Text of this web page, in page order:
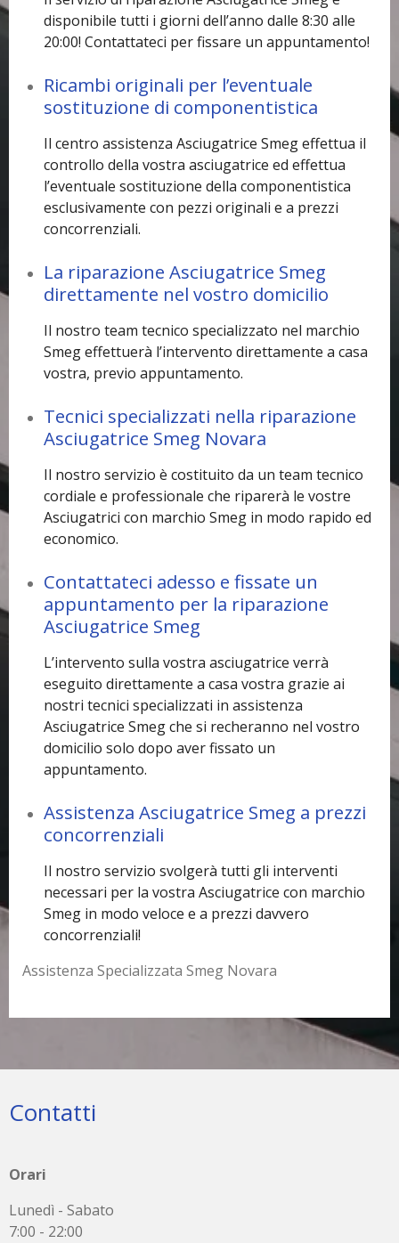
disponibile tutti i giorni dell’anno dalle 8:30 alle
20:00! Contattateci per fissare un appuntamento!
Ricambi originali per l’eventuale
sostituzione di componentistica
Il centro assistenza Asciugatrice Smeg effettua il
controllo della vostra asciugatrice ed effettua
l’eventuale sostituzione della componentistica
esclusivamente con pezzi originali e a prezzi
concorrenziali.
La riparazione Asciugatrice Smeg
direttamente nel vostro domicilio
Il nostro team tecnico specializzato nel marchio
Smeg effettuerà l’intervento direttamente a casa
vostra, previo appuntamento.
Tecnici specializzati nella riparazione
Asciugatrice Smeg Novara
Il nostro servizio è costituito da un team tecnico
cordiale e professionale che riparerà le vostre
Asciugatrici con marchio Smeg in modo rapido ed
economico.
Contattateci adesso e fissate un
appuntamento per la riparazione
Asciugatrice Smeg
L’intervento sulla vostra asciugatrice verrà
eseguito direttamente a casa vostra grazie ai
nostri tecnici specializzati in assistenza
Asciugatrice Smeg che si recheranno nel vostro
domicilio solo dopo aver fissato un
appuntamento.
Assistenza Asciugatrice Smeg a prezzi
concorrenziali
Il nostro servizio svolgerà tutti gli interventi
necessari per la vostra Asciugatrice con marchio
Smeg in modo veloce e a prezzi davvero
concorrenziali!
Assistenza Specializzata Smeg Novara
Contatti
Orari
Lunedì - Sabato
7:00 - 22:00